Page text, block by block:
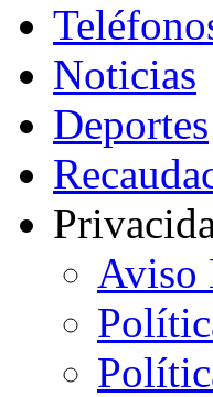
Noticias
Deportes
Aviso